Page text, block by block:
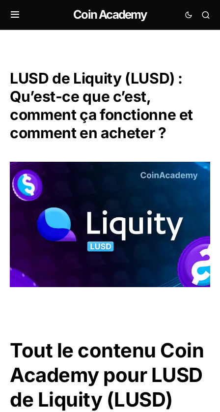
Coin Academy
LUSD de Liquity (LUSD) :
Qu’est-ce que c’est,
comment ça fonctionne et
comment en acheter ?
Tout le contenu Coin
Academy pour LUSD
de Liquity (LUSD)